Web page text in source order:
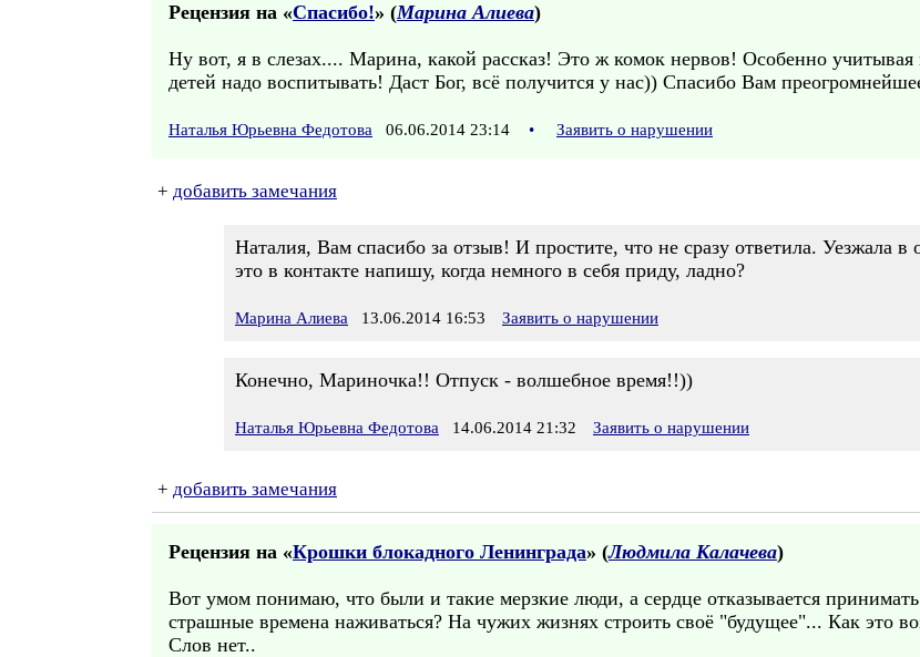
Рецензия на «Спасибо!» (Марина Алиева)
Ну вот, я в слезах.... Марина, какой рассказ! Это ж комок нервов! Особенно
детей надо воспитывать! Даст Бог, всё получится у нас)) Спасибо Вам
Наталья Юрьевна Федотова 06.06.2014 23:14 • Заявить о нарушении
+ добавить замечания
Наталия, Вам спасибо за отзыв! И простите, что не сразу ответила. Уезжала
это в контакте напишу, когда немного в себя приду, ладно?
Марина Алиева 13.06.2014 16:53 Заявить о нарушении
Конечно, Мариночка!! Отпуск - волшебное время!!))
Наталья Юрьевна Федотова 14.06.2014 21:32 Заявить о нарушении
+ добавить замечания
Рецензия на «Крошки блокадного Ленинграда» (Людмила Калачева)
Вот умом понимаю, что были и такие мерзкие люди, а сердце отказывается
страшные времена наживаться? На чужих жизнях строить своё "будущее"... Как это
Слов нет..